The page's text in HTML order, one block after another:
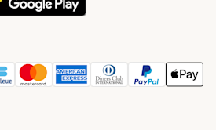
Method
Method
bleue Payment Method
Master card Payment Method
American express Payment
Diners club Payment
Paypal Payment
Apple